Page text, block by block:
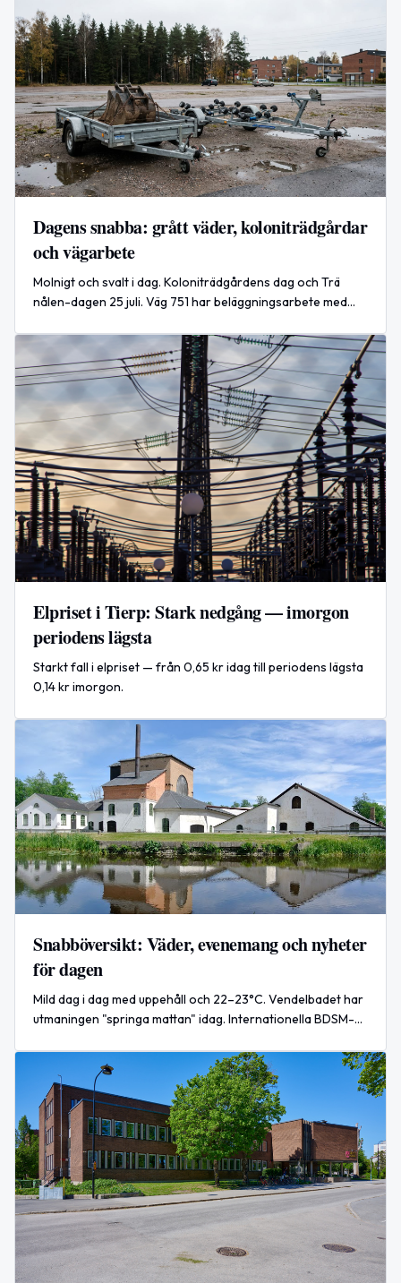
Dagens snabba: grått väder, koloniträdgårdar
och vägarbete
Molnigt och svalt i dag. Koloniträdgårdens dag och Trä
nålen-dagen 25 juli. Väg 751 har beläggningsarbete med
Elpriset i Tierp: Stark nedgång — imorgon
periodens lägsta
Starkt fall i elpriset — från 0,65 kr idag till periodens lägsta
0,14 kr imorgon.
Snabböversikt: Väder, evenemang och nyheter
för dagen
Mild dag i dag med uppehåll och 22–23°C. Vendelbadet har
utmaningen "springa mattan" idag. Internationella BDSM-